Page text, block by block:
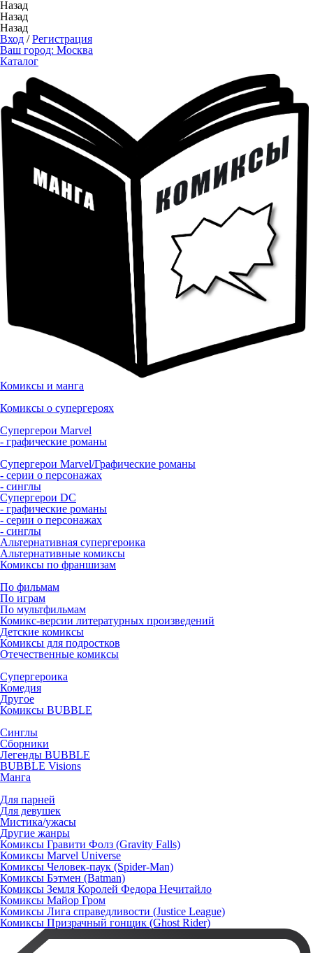
Назад
Назад
Назад
Вход /Регистрация
Ваш город: Москва
Каталог
Комиксы и манга
Комиксы о супергероях
Супергерои Marvel
- графические романы
Супергерои Marvel/Графические романы
- серии о персонажах
- синглы
Супергерои DC
- графические романы
- серии о персонажах
- синглы
Альтернативная супергероика
Альтернативные комиксы
Комиксы по франшизам
По фильмам
По играм
По мультфильмам
Комикс-версии литературных произведений
Детские комиксы
Комиксы для подростков
Отечественные комиксы
Супергероика
Комедия
Другое
Комиксы BUBBLE
Синглы
Сборники
Легенды BUBBLE
BUBBLE Visions
Манга
Для парней
Для девушек
Мистика/ужасы
Другие жанры
Комиксы Гравити Фолз (Gravity Falls)
Комиксы Marvel Universe
Комиксы Человек-паук (Spider-Man)
Комиксы Бэтмен (Batman)
Комиксы Земля Королей Федора Нечитайло
Комиксы Майор Гром
Комиксы Лига справедливости (Justice League)
Комиксы Призрачный гонщик (Ghost Rider)